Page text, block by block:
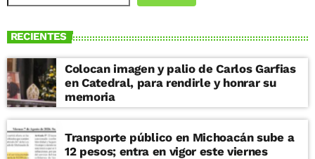
RECIENTES
Colocan imagen y palio de Carlos Garfias
en Catedral, para rendirle y honrar su
memoria
Transporte público en Michoacán sube a
12 pesos; entra en vigor este viernes